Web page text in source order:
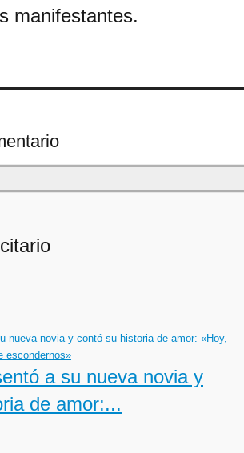
manifestantes.
a su nueva novia y
de amor:...